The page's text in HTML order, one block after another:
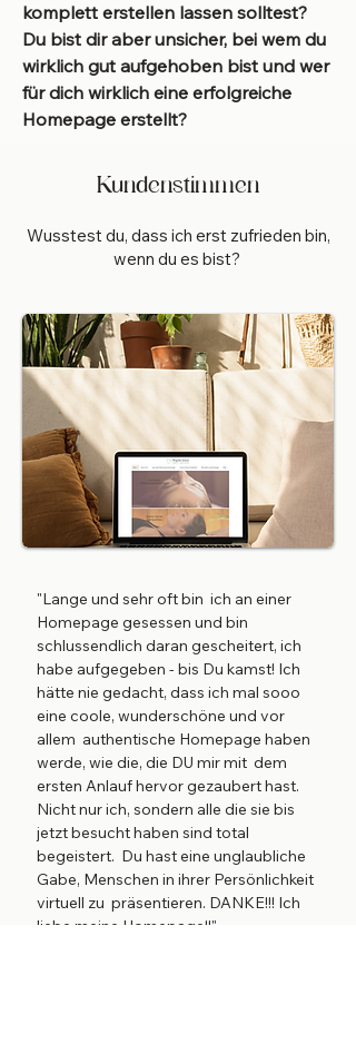
komplett erstellen lassen solltest?
Du bist dir aber unsicher, bei wem du
wirklich gut aufgehoben bist und wer
für dich wirklich eine erfolgreiche
Homepage erstellt?
Kundenstimmen
Wusstest du, dass ich erst zufrieden bin,
wenn du es bist?
"Lange und sehr oft bin ich an einer
Homepage gesessen und bin
schlussendlich daran gescheitert, ich
habe aufgegeben - bis Du kamst! Ich
hätte nie gedacht, dass ich mal sooo
eine coole, wunderschöne und vor
allem authentische Homepage haben
werde, wie die, die DU mir mit dem
ersten Anlauf hervor gezaubert hast.
Nicht nur ich, sondern alle die sie bis
jetzt besucht haben sind total
begeistert. Du hast eine unglaubliche
Gabe, Menschen in ihrer Persönlichkeit
virtuell zu präsentieren. DANKE!!! Ich
liebe meine Homepage!!"